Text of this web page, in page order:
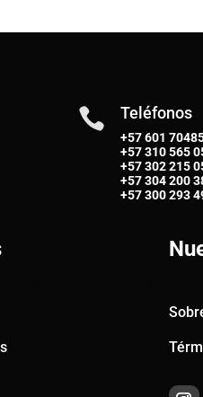
 Teléfonos
+57 601
+57310 565
+57302 215
+57304 200
+57300 293